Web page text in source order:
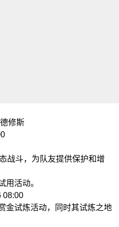
修斯
战斗，为队友提供保护和增
用活动。
08:00
金试炼活动，同时其试炼之地